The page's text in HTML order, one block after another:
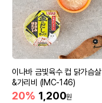
이나바 금빛육수 컵 닭가슴살
&가리비 (IMC-146)
20% 1,200원